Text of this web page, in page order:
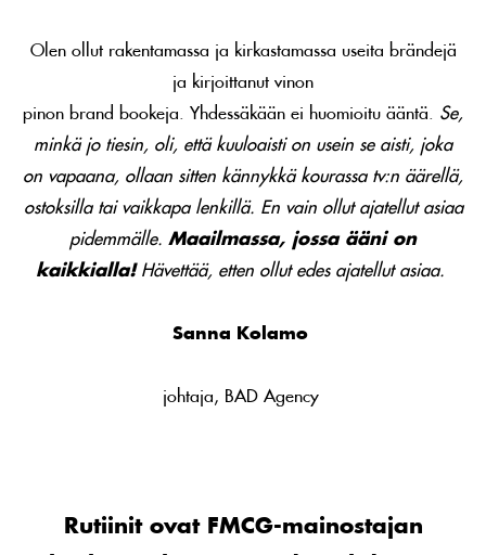
Olen ollut rakentamassa ja kirkastamassa useita brändejä
ja kirjoittanut vinon
pinon brand bookeja. Yhdessäkään ei huomioitu ääntä. Se,
minkä jo tiesin, oli, että kuuloaisti on usein se aisti, joka
on vapaana, ollaan sitten kännykkä kourassa tv:n äärellä,
ostoksilla tai vaikkapa lenkillä. En vain ollut ajatellut asiaa
pidemmälle. Maailmassa, jossa ääni on
kaikkialla!Hävettää, etten ollut edes ajatellut asiaa.
Sanna Kolamo
johtaja, BAD Agency
Rutiinit ovat FMCG-mainostajan